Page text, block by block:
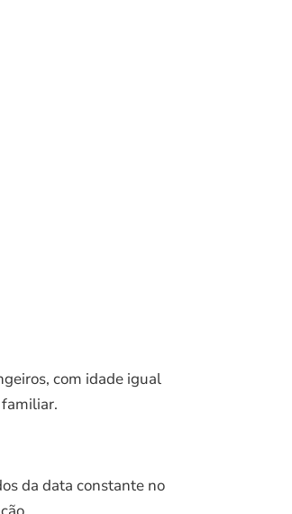
com idade igual
da data constante no